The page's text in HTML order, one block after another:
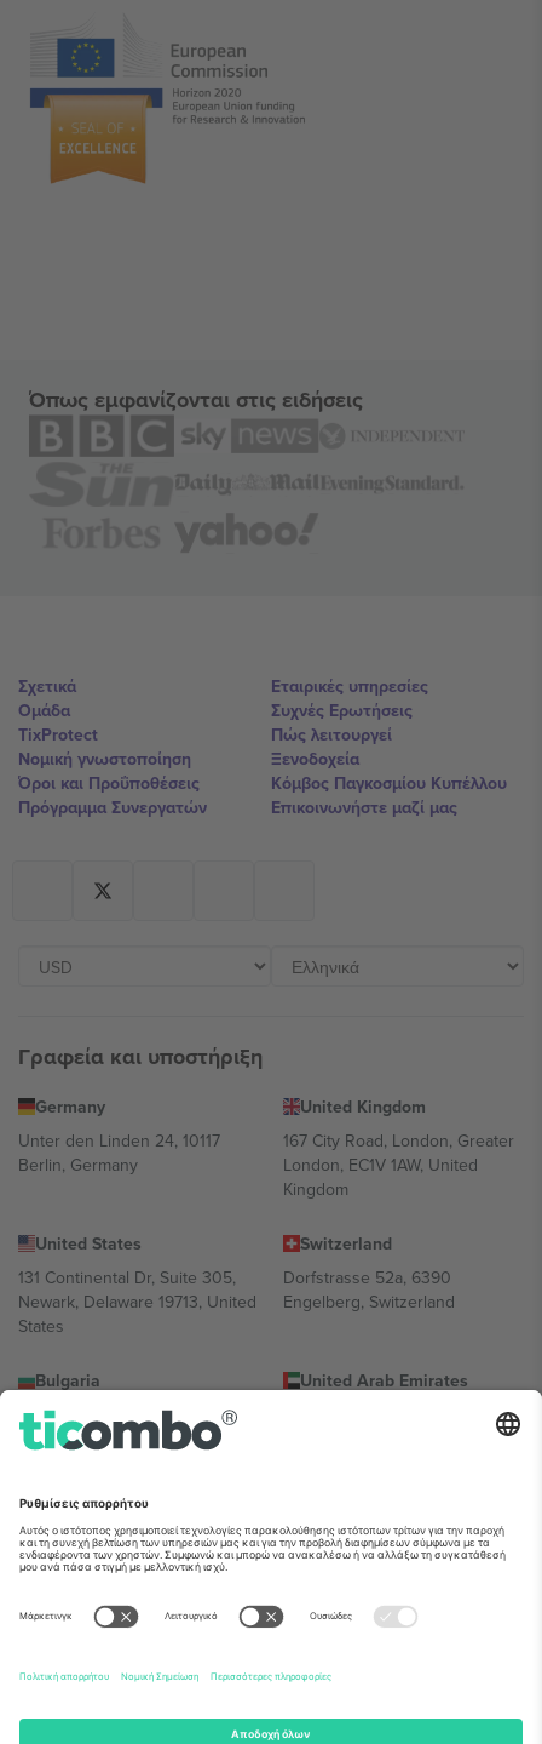
Όπως εμφανίζονται στις ειδήσεις
Σχετικά
Ομάδα
TixProtect
Νομική γνωστοποίηση
Όροι και Προΰποθέσεις
Πρόγραμμα Συνεργατών
Εταιρικές υπηρεσίες
Συχνές Ερωτήσεις
Πώς λειτουργεί
Ξενοδοχεία
Κόμβος Παγκοσμίου Κυπέλλου
Επικοινωνήστε μαζί μας
Γραφεία και υποστήριξη
Germany
Unter den Linden 24, 10117
Berlin, Germany
United Kingdom
167 City Road, London, Greater
London, EC1V 1AW, United
Kingdom
United States
131 Continental Dr, Suite 305,
Newark, Delaware 19713, United
States
Switzerland
Dorfstrasse 52a, 6390
Engelberg, Switzerland
Bulgaria
Regus Sofia City West, bul
Totleben 53-55, 1606 Sofia,
United Arab Emirates
UAE Dubai Silicon Oasis, DDP
Building A1, Office 302, Dubai,
Mexico
Av Chapultepec 360, Roma
Norte, Cuauhtémoc, 06700
Ciudad de México, CDMX,
Mexico
Η νομική οντότητα του παρόχου πλατφόρμας ενδέχεται να
τομέα. Για λεπτομέρειες ανατρέξτε στη σελίδα της συγκεκριμένης